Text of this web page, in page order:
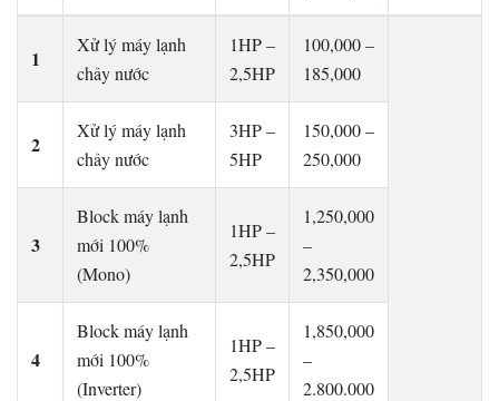
1
Xử lý máy lạnh
chảy nước
1HP –
2,5HP
100,000 –
185,000
2
Xử lý máy lạnh
chảy nước
3HP –
5HP
150,000 –
250,000
3
Block máy lạnh
mới 100%
(Mono)
1HP –
2,5HP
1,250,000
–
2,350,000
4
Block máy lạnh
mới 100%
(Inverter)
1HP –
2,5HP
1,850,000
–
2.800.000